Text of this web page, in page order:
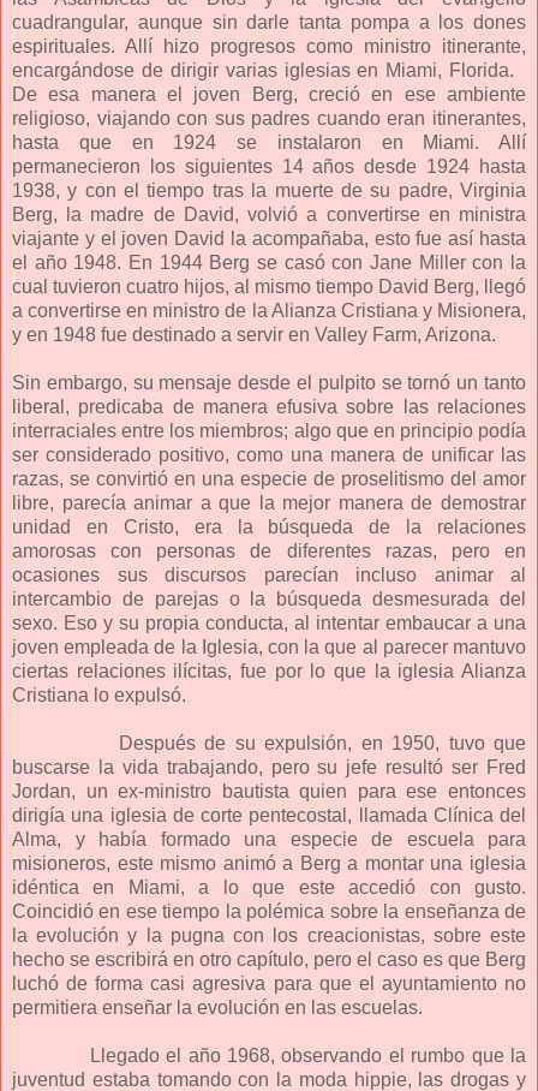
cuadrangular, aunque sin darle tanta pompa a los dones
espirituales. Allí hizo progresos como ministro itinerante,
encargándose de dirigir varias iglesias en Miami, Florida.
De esa manera el joven Berg, creció en ese ambiente
religioso, viajando con sus padres cuando eran itinerantes,
hasta que en 1924 se instalaron en Miami. Allí
permanecieron los siguientes 14 años desde 1924 hasta
1938, y con el tiempo tras la muerte de su padre, Virginia
Berg, la madre de David, volvió a convertirse en ministra
viajante y el joven David la acompañaba, esto fue así hasta
el año 1948. En 1944 Berg se casó con Jane Miller con la
cual tuvieron cuatro hijos, al mismo tiempo David Berg, llegó
a convertirse en ministro de la Alianza Cristiana y Misionera,
y en 1948 fue destinado a servir en Valley Farm, Arizona.
Sin embargo, su mensaje desde el pulpito se tornó un tanto
liberal, predicaba de manera efusiva sobre las relaciones
interraciales entre los miembros; algo que en principio podía
ser considerado positivo, como una manera de unificar las
razas, se convirtió en una especie de proselitismo del amor
libre, parecía animar a que la mejor manera de demostrar
unidad en Cristo, era la búsqueda de la relaciones
amorosas con personas de diferentes razas, pero en
ocasiones sus discursos parecían incluso animar al
intercambio de parejas o la búsqueda desmesurada del
sexo. Eso y su propia conducta, al intentar embaucar a una
joven empleada de la Iglesia, con la que al parecer mantuvo
ciertas relaciones ilícitas, fue por lo que la iglesia Alianza
Cristiana lo expulsó.
Después de su expulsión, en 1950, tuvo que
buscarse la vida trabajando, pero su jefe resultó ser Fred
Jordan, un ex-ministro bautista quien para ese entonces
dirigía una iglesia de corte pentecostal, llamada Clínica del
Alma, y había formado una especie de escuela para
misioneros, este mismo animó a Berg a montar una iglesia
idéntica en Miami, a lo que este accedió con gusto.
Coincidió en ese tiempo la polémica sobre la enseñanza de
la evolución y la pugna con los creacionistas, sobre este
hecho se escribirá en otro capítulo, pero el caso es que Berg
luchó de forma casi agresiva para que el ayuntamiento no
permitiera enseñar la evolución en las escuelas.
Llegado el año 1968, observando el rumbo que la
juventud estaba tomando con la moda hippie, las drogas y